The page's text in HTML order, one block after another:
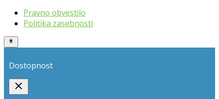
Pravno obvestilo
Politika zasebnosti
Dostopnost
close
Toggle